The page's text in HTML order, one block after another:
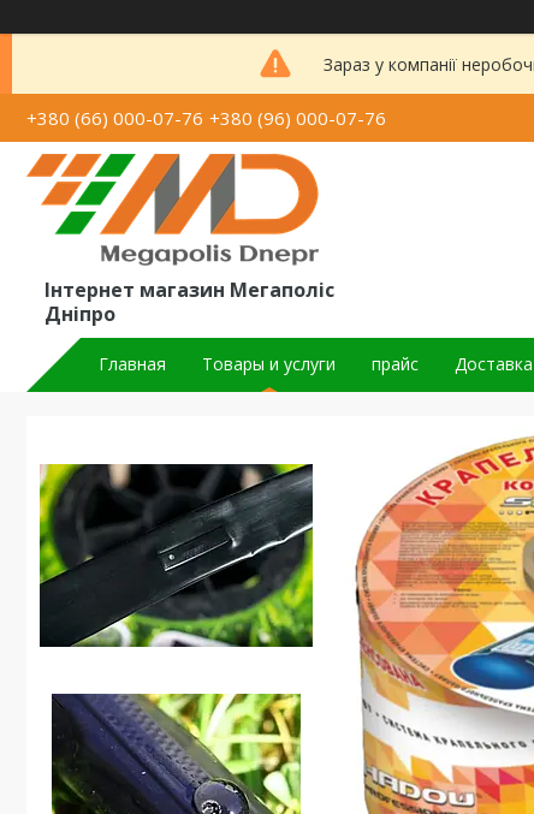
Зараз у компанії
+380 (66) 000-07-76 +380 (96) 000-07-76
Інтернет магазин Мегаполіс
Дніпро
Главная Товары и услуги прайс